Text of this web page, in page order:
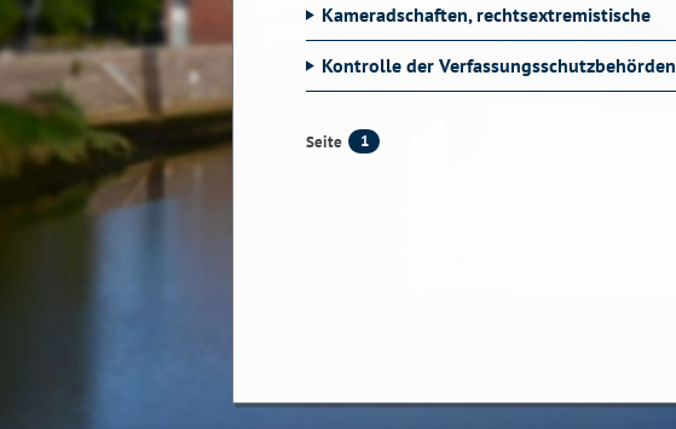
Kameradschaften, rechtsextremistische
Kontrolle der Verfassungsschutzbehörden
Seite 1